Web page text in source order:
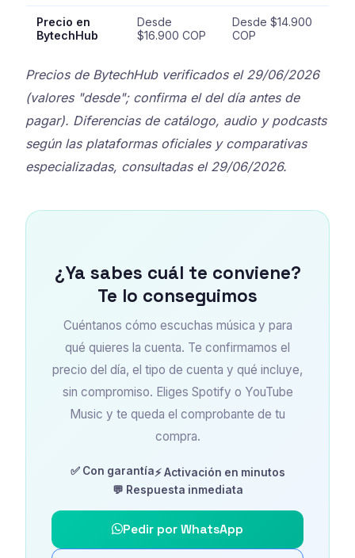
Precio en
BytechHub
Desde
$16.900 COP
Desde $14.900
COP
Precios de BytechHub verificados el 29/06/2026
(valores "desde"; confirma el del día antes de
pagar). Diferencias de catálogo, audio y podcasts
según las plataformas oficiales y comparativas
especializadas, consultadas el 29/06/2026.
¿Ya sabes cuál te conviene?
Te lo conseguimos
Cuéntanos cómo escuchas música y para
qué quieres la cuenta. Te confirmamos el
precio del día, el tipo de cuenta y qué incluye,
sin compromiso. Eliges Spotify o YouTube
Music y te queda el comprobante de tu
compra.
✅ Con garantía⚡ Activación en minutos
💬 Respuesta inmediata
Pedir por WhatsApp